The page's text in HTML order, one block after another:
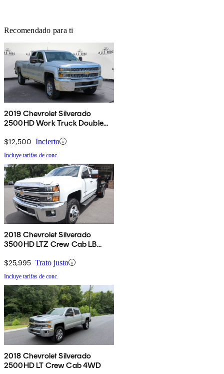
Recomendado para ti
2019 Chevrolet Silverado
2500HD Work Truck Double
$12,500 Incierto
Incluye tarifas de conc.
2018 Chevrolet Silverado
3500HD LTZ Crew Cab LB
$25,995 Trato justo
Incluye tarifas de conc.
2018 Chevrolet Silverado
2500HD LT Crew Cab 4WD